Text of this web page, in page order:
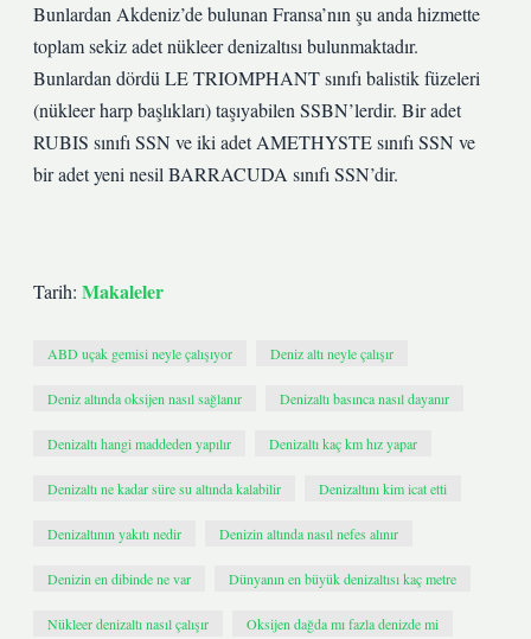
Bunlardan Akdeniz’de bulunan Fransa’nın şu anda hizmette
toplam sekiz adet nükleer denizaltısı bulunmaktadır.
Bunlardan dördü LE TRIOMPHANT sınıfı balistik füzeleri
(nükleer harp başlıkları) taşıyabilen SSBN’lerdir. Bir adet
RUBIS sınıfı SSN ve iki adet AMETHYSTE sınıfı SSN ve
bir adet yeni nesil BARRACUDA sınıfı SSN’dir.
Tarih: Makaleler
ABD uçak gemisi neyle çalışıyor Deniz altı neyle çalışır
Deniz altında oksijen nasıl sağlanır Denizaltı basınca nasıl dayanır
Denizaltı hangi maddeden yapılır Denizaltı kaç km hız yapar
Denizaltı ne kadar süre su altında kalabilir Denizaltını kim icat etti
Denizaltının yakıtı nedir Denizin altında nasıl nefes alınır
Denizin en dibinde ne var Dünyanın en büyük denizaltısı kaç metre
Nükleer denizaltı nasıl çalışır Oksijen dağda mı fazla denizde mi